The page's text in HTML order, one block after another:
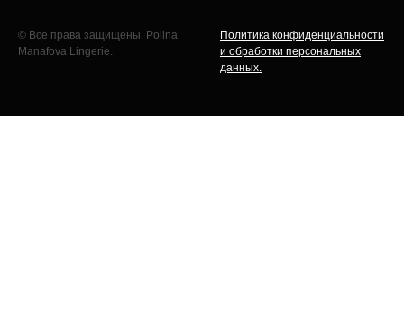
© Все права защищены. Polina
Manafova Lingerie.
Политика конфиденциальности
и обработки персональных
данных.